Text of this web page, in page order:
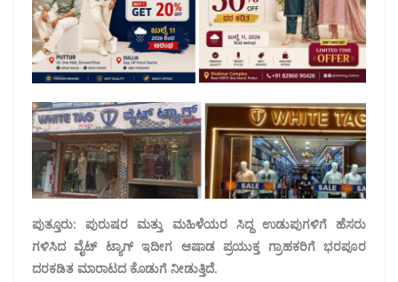
ಪುತ್ತೂರು: ಪುರುಷರ ಮತ್ತು ಮಹಿಳೆಯರ ಸಿದ್ದ ಉಡುಪುಗಳಿಗೆ ಹೆಸರು
ಗಳಿಸಿದ ವೈಟ್ ಟ್ಯಾಗ್ ಇದೀಗ ಆಷಾಡ ಪ್ರಯುಕ್ತ ಗ್ರಾಹಕರಿಗೆ ಭರಪೂರ
ದರಕಡಿತ ಮಾರಾಟದ ಕೊಡುಗೆ ನೀಡುತ್ತಿದೆ.